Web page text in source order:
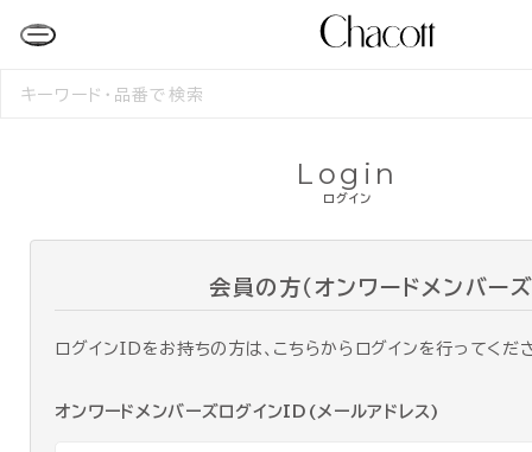
検
ログイン
Login
会員の方（オンワードメンバーズ
ログインIDをお持ちの方は、こちらからログインを行ってくだ
オンワードメンバーズログインID(メールアドレス)